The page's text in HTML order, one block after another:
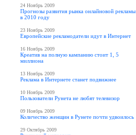
24 Ноябрь 2009
Прогнозы развития рынка онлайновой рекламы
в 2010 году
23 Ноябрь 2009
Европейские рекламодатели идут в Интернет
16 Ноябрь 2009
Креатив на полную кампанию стоит 1, 5
миллиона
13 Ноябрь 2009
Реклама в Интернете станет подвижнее
10 Ноябрь 2009
Пользователи Рунета не любят телевизор
09 Ноябрь 2009
Количество женщин в Рунете почти удвоилось
29 Октябрь 2009